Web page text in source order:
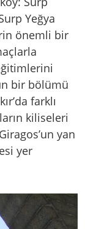
Yeğya
önemli bir
bir bölümü
farklı
kiliseleri
yan
yer